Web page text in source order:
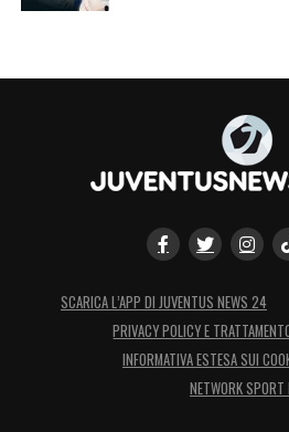
SCARICA L’APP DI JUVENTUS NEWS 24
PRIVACY POLICY E
INFORMATIVA ESTESA SUI
NETWORK SPORT